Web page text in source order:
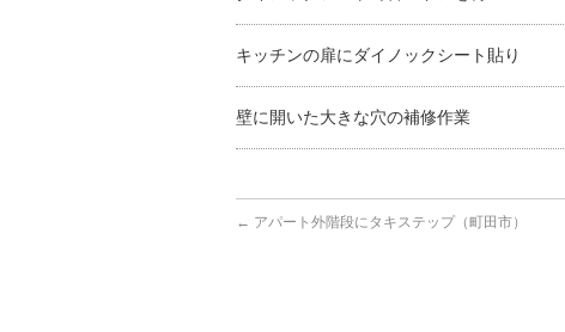
キッチンの扉にダイノックシート貼り
壁に開いた大きな穴の補修作業
← アパート外階段にタキステップ（町田市）